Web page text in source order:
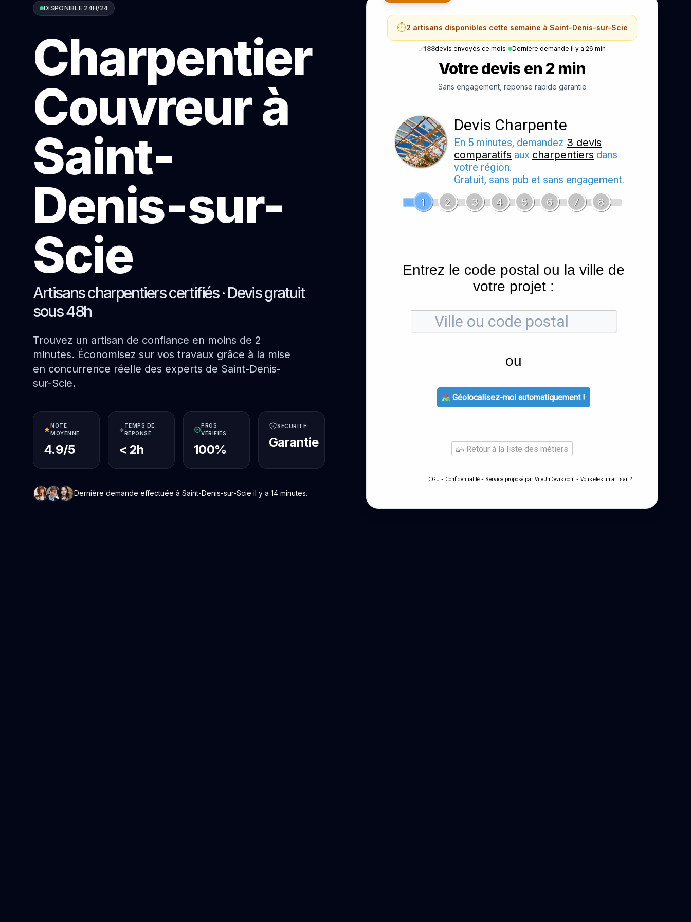
DISPONIBLE 24H/24
Charpentier
Couvreur à
Saint-
Denis-sur-
Scie
Artisans charpentiers certifiés · Devis gratuit
sous 48h
Trouvez un artisan de confiance en moins de 2
minutes. Économisez sur vos travaux grâce à la mise
en concurrence réelle des experts de Saint-Denis-
sur-Scie.
NOTE
MOYENNE
4.9/5
TEMPS DE
RÉPONSE
< 2h
PROS
VÉRIFIÉS
100%
SÉCURITÉ
Garantie
Dernière demande effectuée à Saint-Denis-sur-Scie il y a 14 minutes.
⏱️2 artisans disponibles cette semaine à Saint-Denis-sur-Scie
✅188devis envoyés ce mois Dernière demande il y a 26 min
Votre devis en 2 min
Sans engagement, reponse rapide garantie
Devis Charpente
En 5 minutes, demandez 3 devis
comparatifs aux charpentiers dans
votre région.
Gratuit, sans pub et sans engagement.
1
2 3 4 5 6 7 8
Entrez le code postal ou la ville de
votre projet :
ou
Géolocalisez-moi automatiquement !
Retour à la liste des métiers
CGU - Confidentialité - Service proposé par ViteUnDevis.com - Vous êtes un artisan ?